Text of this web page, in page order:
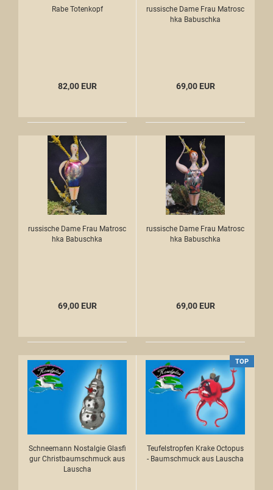
Rabe Totenkopf
82,00 EUR
russische Dame Frau Matrosc
hka Babuschka
69,00 EUR
russische Dame Frau Matrosc
hka Babuschka
69,00 EUR
russische Dame Frau Matrosc
hka Babuschka
69,00 EUR
Schneemann Nostalgie Glasfi
gur Christbaumschmuck aus
Lauscha
TOP
Teufelstropfen Krake Octopus
- Baumschmuck aus Lauscha